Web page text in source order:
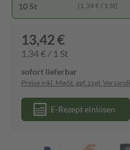
10 St (1,34 € / 1 St)
13,42 €
1,34 € / 1 St
sofort lieferbar
Preise inkl. MwSt. ggf. zzgl.
E-Rezept einlösen